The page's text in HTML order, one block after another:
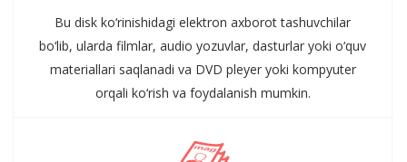
Bu disk ko‘rinishidagi elektron axborot tashuvchilar
bo‘lib, ularda filmlar, audio yozuvlar, dasturlar yoki o‘quv
materiallari saqlanadi va DVD pleyer yoki kompyuter
orqali ko‘rish va foydalanish mumkin.